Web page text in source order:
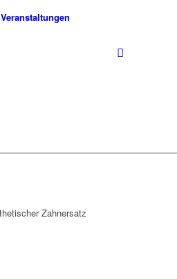
Veranstaltungen